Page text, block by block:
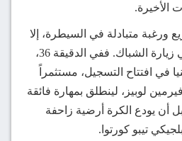
الأخيرة.
ورغبة متبادلة في السيطرة، إلا
أن البارسا كان البادئ في زيارة الشباك. ففي الدقيقة 36،
في افتتاح التسجيل، مستثمراً
لوبيز، لينطلق بمهارة فائقة
أن يودع الكرة أرضية زاحفة
تيبو كورتوا.